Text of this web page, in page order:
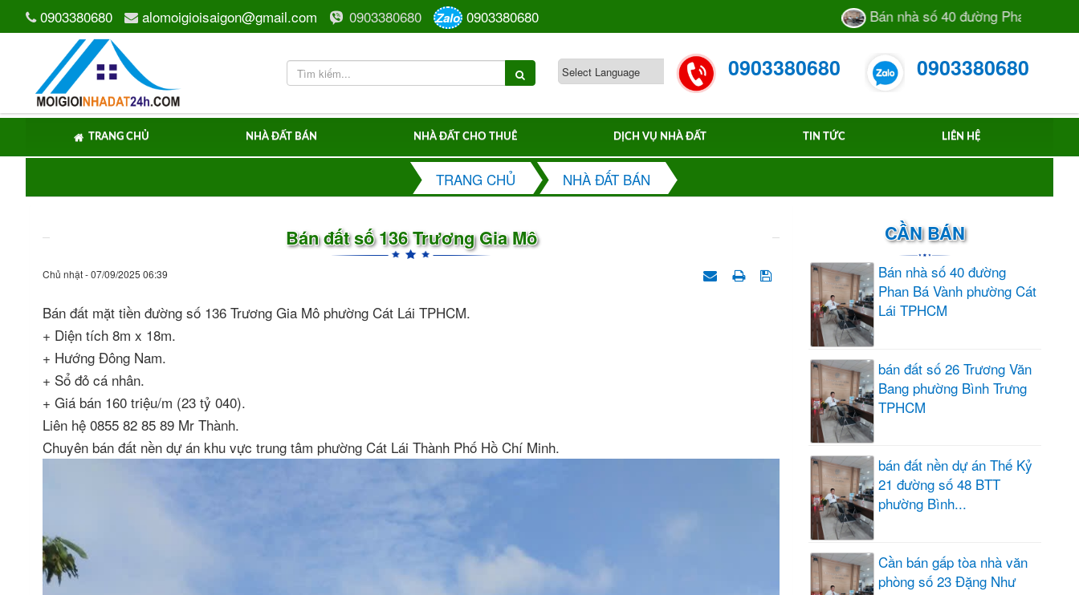
0903380680 alomoigioisaigon@gmail.com 0903380680 Zalo 0903380680 Bán nhà số 40 đường Phan Bá Vành
0903380680 0903380680
TRANG CHỦ NHÀ ĐẤT BÁN NHÀ ĐẤT CHO THUÊ DỊCH VỤ NHÀ ĐẤT TIN TỨC LIÊN HỆ
TRANG CHỦ NHÀ ĐẤT BÁN
Bán đất số 136 Trương Gia Mô
Chủ nhật - 07/09/2025 06:39
Bán đất mặt tiền đường số 136 Trương Gia Mô phường Cát Lái TPHCM.
+ Diện tích 8m x 18m.
+ Hướng Đông Nam.
+ Sổ đỏ cá nhân.
+ Giá bán 160 triệu/m (23 tỷ 040).
Liên hệ 0855 82 85 89 Mr Thành.
Chuyên bán đất nền dự án khu vực trung tâm phường Cát Lái Thành Phố Hồ Chí Minh.
CẦN BÁN
Bán nhà số 40 đường
Phan Bá Vành phường Cát
Lái TPHCM
bán đất số 26 Trương Văn
Bang phường Bình Trưng
TPHCM
bán đất nền dự án Thế Kỷ
21 đường số 48 BTT
phường Bình...
Cần bán gấp tòa nhà văn
phòng số 23 Đặng Như